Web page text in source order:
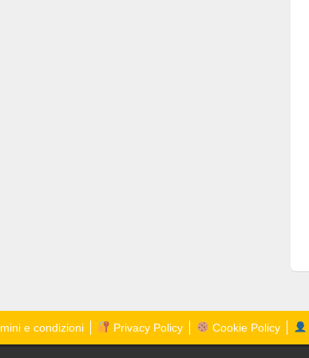
e condizioni Privacy Policy Cookie Policy